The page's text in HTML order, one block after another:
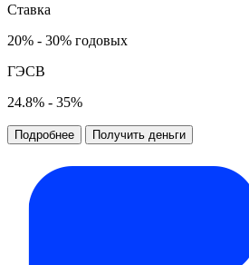
Ставка
20% - 30% годовых
ГЭСВ
24.8% - 35%
Подробнее Получить деньги